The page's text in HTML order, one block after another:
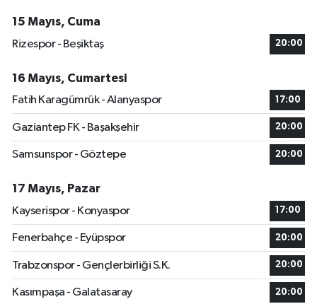
15 Mayıs, Cuma
Rizespor - Beşiktaş
20:00
16 Mayıs, Cumartesi
Fatih Karagümrük - Alanyaspor
17:00
Gaziantep FK - Başakşehir 20:00
Samsunspor - Göztepe 20:00
17 Mayıs, Pazar
Kayserispor - Konyaspor
17:00
Fenerbahçe - Eyüpspor 20:00
Trabzonspor - Gençlerbirliği S.K. 20:00
Kasımpaşa - Galatasaray 20:00